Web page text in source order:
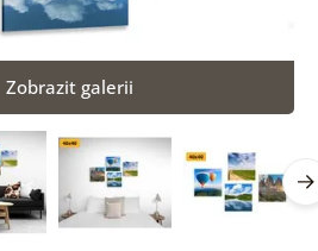
Zobrazit galerii